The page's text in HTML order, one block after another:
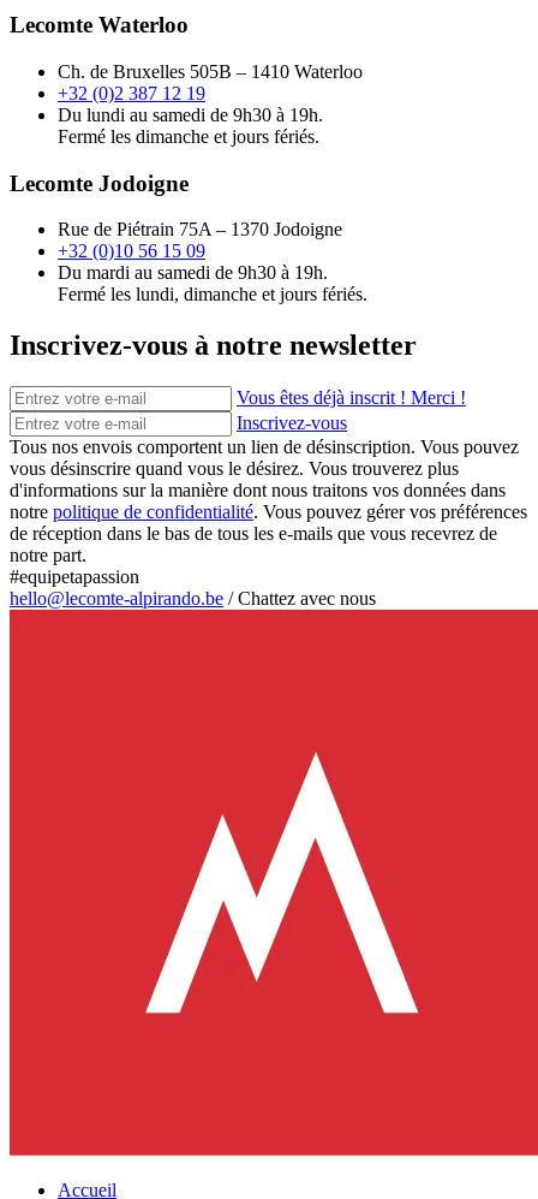
Lecomte Waterloo
Ch. de Bruxelles 505B – 1410 Waterloo
+32 (0)2 387 12 19
Du lundi au samedi de 9h30 à 19h.
Fermé les dimanche et jours fériés.
Lecomte Jodoigne
Rue de Piétrain 75A – 1370 Jodoigne
+32 (0)10 56 15 09
Du mardi au samedi de 9h30 à 19h.
Fermé les lundi, dimanche et jours fériés.
Inscrivez-vous à notre newsletter
Vous êtes déjà inscrit ! Merci !
Inscrivez-vous
Tous nos envois comportent un lien de désinscription. Vous pouvez
vous désinscrire quand vous le désirez. Vous trouverez plus
d'informations sur la manière dont nous traitons vos données dans
notre politique de confidentialité. Vous pouvez gérer vos préférences
de réception dans le bas de tous les e-mails que vous recevrez de
notre part.
#equipetapassion
hello@lecomte-alpirando.be /Chattez avec nous
Accueil